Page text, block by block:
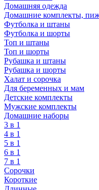
Домашняя одежда
Домашние комплекты,
Футболка и штаны
Футболка и шорты
Топ и штаны
Топ и шорты
Рубашка и штаны
Рубашка и шорты
Халат и сорочка
Для беременных и мам
Детские комплекты
Мужские комплекты
Домашние наборы
3 в 1
4 в 1
5 в 1
6 в 1
7 в 1
Сорочки
Короткие